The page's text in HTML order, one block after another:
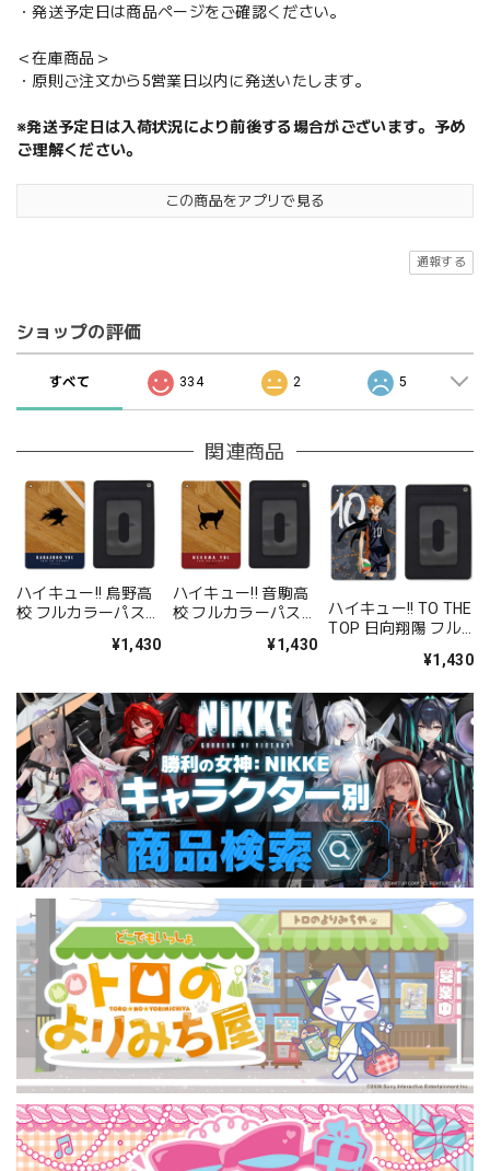
・発送予定日は商品ページをご確認ください。
＜在庫商品＞
・原則ご注文から5営業日以内に発送いたします。
※発送予定日は入荷状況により前後する場合がございます。予め
ご理解ください。
この商品をアプリで見る
通報する
ショップの評価
すべて 334 2 5
関連商品
ハイキュー!! 烏野高
校 フルカラーパスケ
¥1,430
ハイキュー!! 音駒高
校 フルカラーパスケ
¥1,430
ハイキュー!! TO THE
TOP 日向翔陽 フル
¥1,430